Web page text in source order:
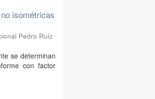
isométricas
Pedro Ruiz
se determinan
con factor